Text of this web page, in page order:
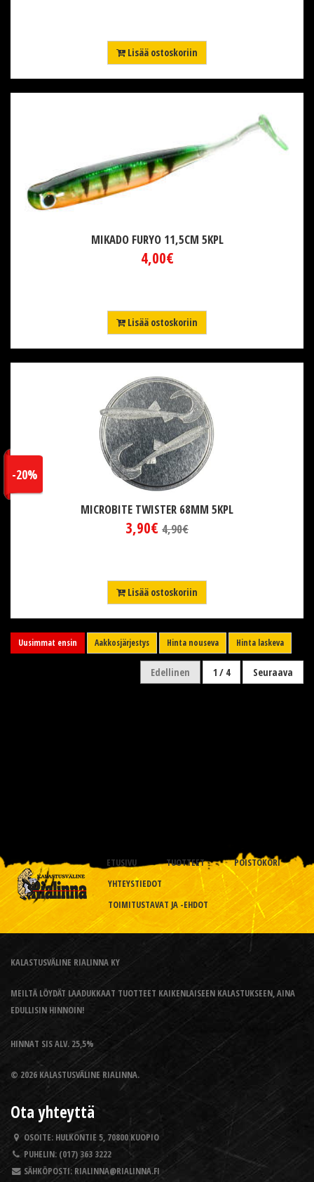
Lisää ostoskoriin
MIKADO FURYO 11,5CM 5KPL
4,00€
Lisää ostoskoriin
MICROBITE TWISTER 68MM 5KPL
3,90€
-20%
4,90€
Lisää ostoskoriin
Uusimmat ensin Aakkosjärjestys Hinta nouseva Hinta laskeva
Edellinen 1 / 4 Seuraava
ETUSIVU TUOTTEET
POISTOKORI
YHTEYSTIEDOT
TOIMITUSTAVAT JA -EHDOT
KALASTUSVÄLINE RIALINNA KY
MEILTÄ LÖYDÄT LAADUKKAAT TUOTTEET KAIKENLAISEEN KALASTUKSEEN, AINA
EDULLISIN HINNOIN!
HINNAT SIS ALV. 25,5%
© 2026 KALASTUSVÄLINE RIALINNA.
Ota yhteyttä
OSOITE: HULKONTIE 5, 70800 KUOPIO
PUHELIN: (017) 363 3222
SÄHKÖPOSTI: RIALINNA@RIALINNA.FI